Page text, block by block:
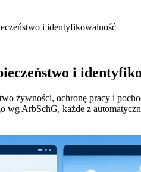
i identyfikowalność
i
żywności, ochronę pracy i
wg ArbSchG, każde z